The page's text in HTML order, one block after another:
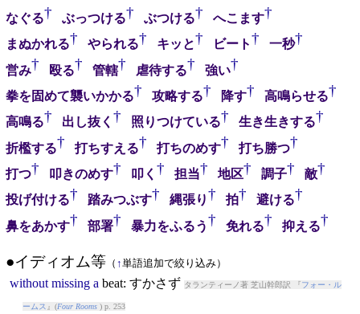
なぐる† ぶっつける† ぶつける† へこます†
まぬかれる† やられる† キッと† ビート† 一秒†
営み† 殴る† 管轄† 虐待する† 強い†
拳を固めて襲いかかる† 攻略する† 降す† 高鳴らせる†
高鳴る† 出し抜く † 照りつけている† 生き生きする†
折檻する† 打ちすえる† 打ちのめす† 打ち勝つ†
打つ† 叩きのめす† 叩く † 担当† 地区† 調子† 敵†
投げ付ける† 踏みつぶす† 縄張り† 拍† 避ける†
鼻をあかす† 部署† 暴力をふるう† 免れる† 抑える†
●イディオム等（ ↑単語追加で絞り込み）
without missing a beat: すかさず タランティーノ著 芝山幹郎訳 『フォー・ル
ームス 』(Four Rooms) p. 253